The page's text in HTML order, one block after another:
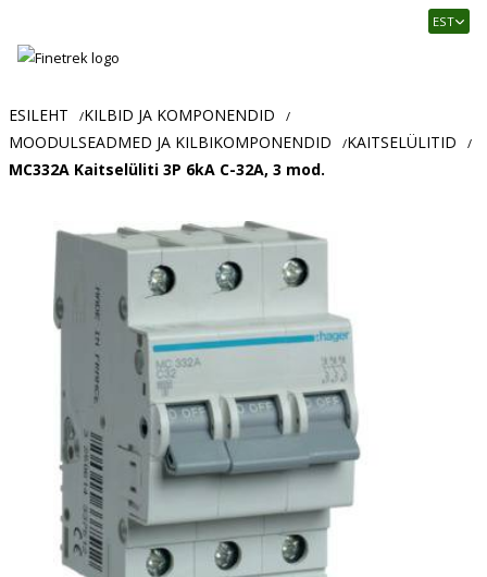
Usaldusväärne
ja
tööstusautomaatika
pood
EST
ESILEHT /KILBID JA KOMPONENDID /
MOODULSEADMED JA KILBIKOMPONENDID /KAITSELÜLITID /
MC332A Kaitselüliti 3P 6kA C-32A, 3 mod.